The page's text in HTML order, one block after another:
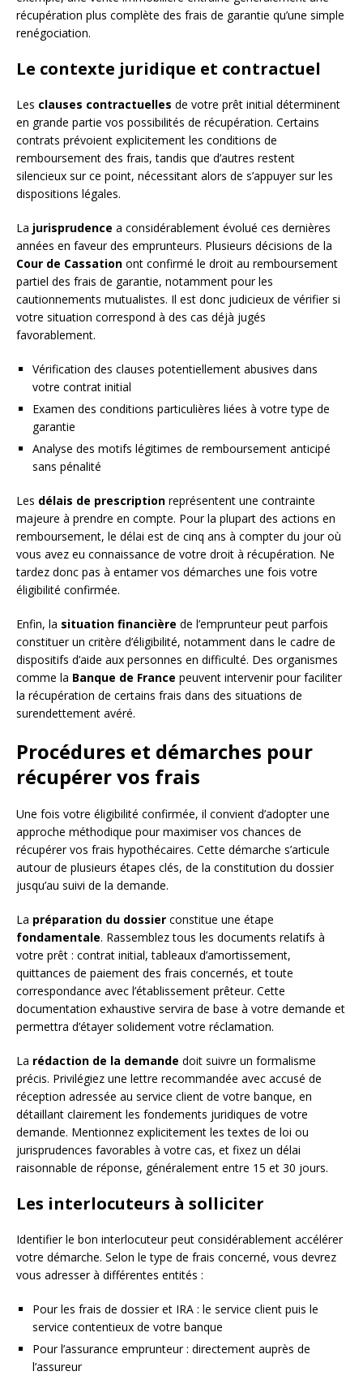
récupération plus complète des frais de garantie qu’une simple
renégociation.
Le contexte juridique et contractuel
Les clauses contractuelles de votre prêt initial déterminent
en grande partie vos possibilités de récupération. Certains
contrats prévoient explicitement les conditions de
remboursement des frais, tandis que d’autres restent
silencieux sur ce point, nécessitant alors de s’appuyer sur les
dispositions légales.
La jurisprudence a considérablement évolué ces dernières
années en faveur des emprunteurs. Plusieurs décisions de la
Cour de Cassation ont confirmé le droit au remboursement
partiel des frais de garantie, notamment pour les
cautionnements mutualistes. Il est donc judicieux de vérifier si
votre situation correspond à des cas déjà jugés
favorablement.
Vérification des clauses potentiellement abusives dans
votre contrat initial
Examen des conditions particulières liées à votre type de
garantie
Analyse des motifs légitimes de remboursement anticipé
sans pénalité
Les délais de prescription représentent une contrainte
majeure à prendre en compte. Pour la plupart des actions en
remboursement, le délai est de cinq ans à compter du jour où
vous avez eu connaissance de votre droit à récupération. Ne
tardez donc pas à entamer vos démarches une fois votre
éligibilité confirmée.
Enfin, la situation financière de l’emprunteur peut parfois
constituer un critère d’éligibilité, notamment dans le cadre de
dispositifs d’aide aux personnes en difficulté. Des organismes
comme la Banque de France peuvent intervenir pour faciliter
la récupération de certains frais dans des situations de
surendettement avéré.
Procédures et démarches pour
récupérer vos frais
Une fois votre éligibilité confirmée, il convient d’adopter une
approche méthodique pour maximiser vos chances de
récupérer vos frais hypothécaires. Cette démarche s’articule
autour de plusieurs étapes clés, de la constitution du dossier
jusqu’au suivi de la demande.
La préparation du dossier constitue une étape
fondamentale. Rassemblez tous les documents relatifs à
votre prêt : contrat initial, tableaux d’amortissement,
quittances de paiement des frais concernés, et toute
correspondance avec l’établissement prêteur. Cette
documentation exhaustive servira de base à votre demande et
permettra d’étayer solidement votre réclamation.
La rédaction de la demande doit suivre un formalisme
précis. Privilégiez une lettre recommandée avec accusé de
réception adressée au service client de votre banque, en
détaillant clairement les fondements juridiques de votre
demande. Mentionnez explicitement les textes de loi ou
jurisprudences favorables à votre cas, et fixez un délai
raisonnable de réponse, généralement entre 15 et 30 jours.
Les interlocuteurs à solliciter
Identifier le bon interlocuteur peut considérablement accélérer
votre démarche. Selon le type de frais concerné, vous devrez
vous adresser à différentes entités :
Pour les frais de dossier et IRA : le service client puis le
service contentieux de votre banque
Pour l’assurance emprunteur : directement auprès de
l’assureur